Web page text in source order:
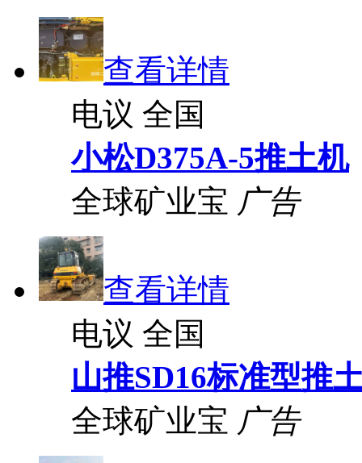
查看详情
电议 全国
小松D375A-5推土机
全球矿业宝 广告
查看详情
电议 全国
山推SD16标准型推
全球矿业宝 广告